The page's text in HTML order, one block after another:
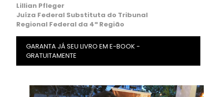
Lillian Pfleger
Juíza Federal Substituta do Tribunal
Regional Federal da 4ª Região
GARANTA JÁ SEU LIVRO EM E-BOOK -
GRATUITAMENTE